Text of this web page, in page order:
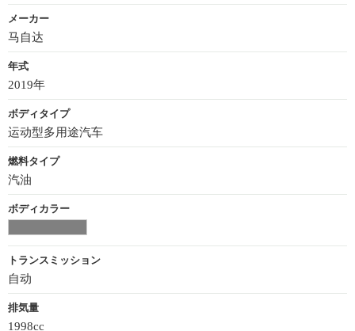
メーカー
马自达
年式
2019年
ボディタイプ
运动型多用途汽车
燃料タイプ
汽油
ボディカラー
トランスミッション
自动
排気量
1998cc